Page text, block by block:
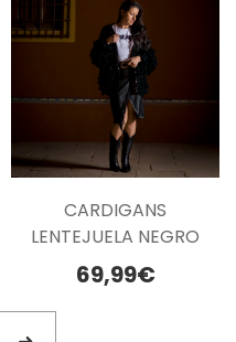
UNICA
CARDIGANS
LENTEJUELA NEGRO
69,99€